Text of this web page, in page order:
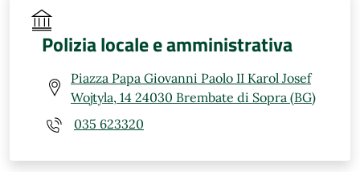
Polizia locale e amministrativa
Piazza Papa Giovanni Paolo II Karol Josef
Wojtyla, 14 24030 Brembate di Sopra (BG)
035 623320